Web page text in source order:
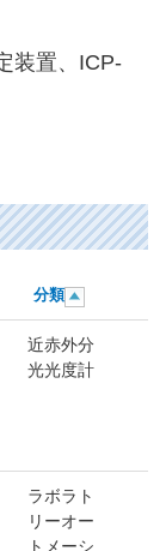
装置、ICP-
分類
近赤外分
光光度計
ラボラト
リーオー
トメーシ